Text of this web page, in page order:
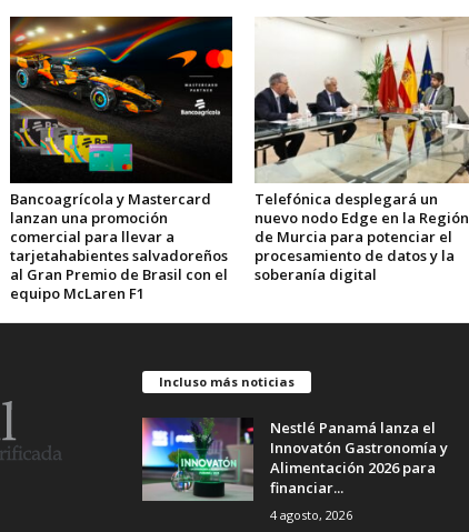
Bancoagrícola y Mastercard
lanzan una promoción
comercial para llevar a
tarjetahabientes salvadoreños
al Gran Premio de Brasil con el
equipo McLaren F1
Telefónica desplegará un
nuevo nodo Edge en la Región
de Murcia para potenciar el
procesamiento de datos y la
soberanía digital
Incluso más noticias
Nestlé Panamá lanza el
Innovatón Gastronomía y
Alimentación 2026 para
financiar...
4 agosto, 2026